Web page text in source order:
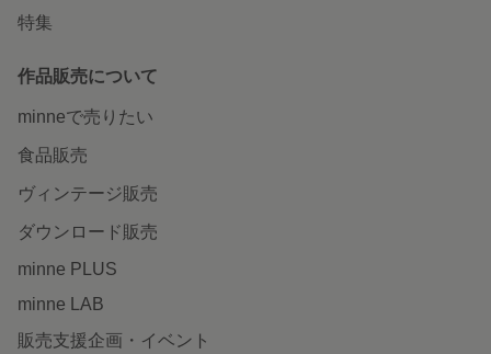
特集
作品販売について
minneで売りたい
食品販売
ヴィンテージ販売
ダウンロード販売
minne PLUS
minne LAB
販売支援企画・イベント